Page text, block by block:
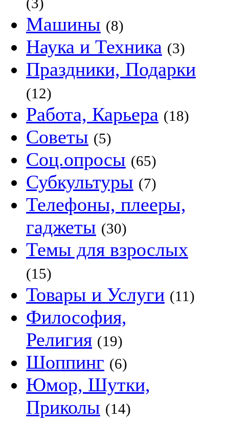
Машины (8)
Наука и Техника (3)
Праздники, Подарки
(12)
Работа, Карьера (18)
Советы (5)
Соц.опросы (65)
Субкультуры (7)
Телефоны, плееры,
гаджеты (30)
Темы для взрослых
(15)
Товары и Услуги (11)
Философия,
Религия (19)
Шоппинг (6)
Юмор, Шутки,
Приколы (14)